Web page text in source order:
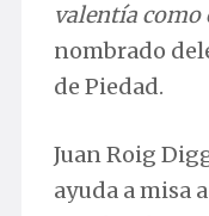
valentía como
nombrado
de Piedad.
Juan Roig
ayuda a misa